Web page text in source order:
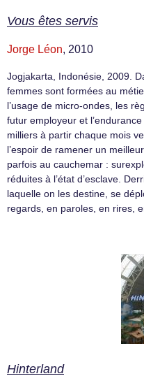
Vous êtes servis
Jorge Léon, 2010
Jogjakarta, Indonésie, 2009.
femmes sont formées au
l’usage de micro-ondes, les
futur employeur et
milliers à partir chaque mois
l’espoir de ramener un
parfois au cauchemar :
réduites à l’état d’esclave.
laquelle on les destine, se
regards, en paroles, en rires,
Hinterland